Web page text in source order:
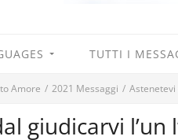
TUTTI I
Amore / 2021 Messaggi / Astenetevi
giudicarvi